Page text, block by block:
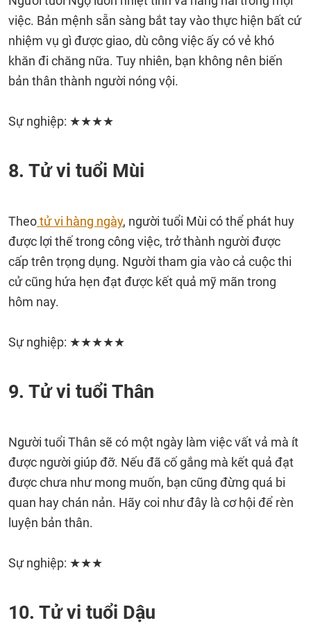
việc. Bản mệnh sẵn sàng bắt tay vào thực hiện bất cứ
nhiệm vụ gì được giao, dù công việc ấy có vẻ khó
khăn đi chăng nữa. Tuy nhiên, bạn không nên biến
bản thân thành người nóng vội.
Sự nghiệp: ★★★★
8. Tử vi tuổi Mùi
Theotử vi hàng ngày, người tuổi Mùi có thể phát huy
được lợi thế trong công việc, trở thành người được
cấp trên trọng dụng. Người tham gia vào cả cuộc thi
cử cũng hứa hẹn đạt được kết quả mỹ mãn trong
hôm nay.
Sự nghiệp: ★★★★★
9. Tử vi tuổi Thân
Người tuổi Thân sẽ có một ngày làm việc vất vả mà ít
được người giúp đỡ. Nếu đã cố gắng mà kết quả đạt
được chưa như mong muốn, bạn cũng đừng quá bi
quan hay chán nản. Hãy coi như đây là cơ hội để rèn
luyện bản thân.
Sự nghiệp: ★★★
10. Tử vi tuổi Dậu